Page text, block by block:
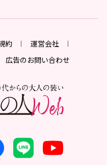
約
運営会社
広告のお問い合わせ